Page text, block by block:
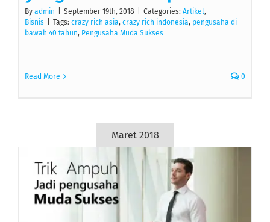
By admin September 19th, 2018 Categories: Artikel,
Bisnis
Tags: crazy rich asia, crazy rich indonesia, pengusaha di
bawah 40 tahun, Pengusaha Muda Sukses
Read More 0
Maret 2018